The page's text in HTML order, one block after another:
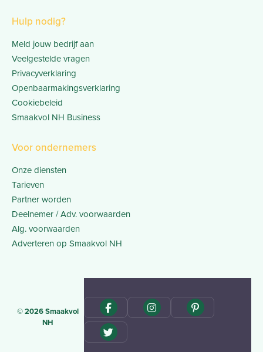
Hulp nodig?
Meld jouw bedrijf aan
Veelgestelde vragen
Privacyverklaring
Openbaarmakingsverklaring
Cookiebeleid
Smaakvol NH Business
Voor ondernemers
Onze diensten
Tarieven
Partner worden
Deelnemer / Adv. voorwaarden
Alg. voorwaarden
Adverteren op Smaakvol NH
© 2026 Smaakvol
NH